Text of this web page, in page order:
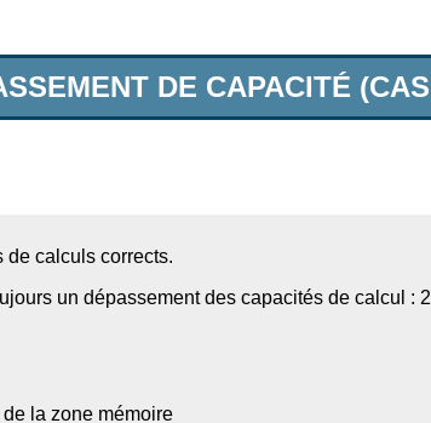
DE CAPACITÉ
de calculs corrects.
un dépassement des capacités de calcul :
la zone mémoire